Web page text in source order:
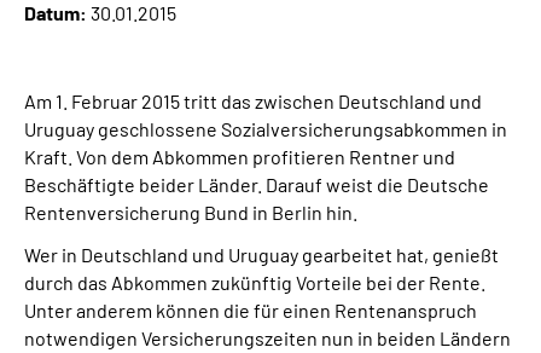
Leichte Sprache
Datum: 30.01.2015
Am 1. Februar 2015 tritt das zwischen Deutschland und
Uruguay geschlossene Sozialversicherungsabkommen in
Kraft. Von dem Abkommen profitieren Rentner und
Beschäftigte beider Länder. Darauf weist die Deutsche
Rentenversicherung Bund in Berlin hin.
Wer in Deutschland und Uruguay gearbeitet hat, genießt
durch das Abkommen zukünftig Vorteile bei der Rente.
Unter anderem können die für einen Rentenanspruch
notwendigen Versicherungszeiten nun in beiden Ländern